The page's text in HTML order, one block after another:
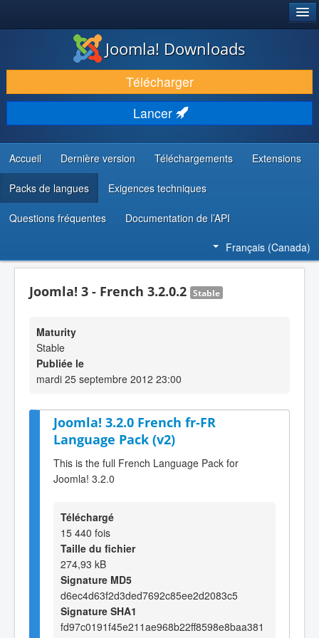
TÉLÉCHARGER & ENRICHIR
DÉCOUVRIR & APPRENDRE
COMMUNAUTÉ & SUPPORT
RESSOURCES DÉVELOPPEURS
Joomla! Downloads
Télécharger
Lancer
Accueil Dernière version Téléchargements Extensions
Packs de langues Exigences techniques
Questions fréquentes Documentation de l’API
Français (Canada)
Joomla! 3 - French 3.2.0.2 Stable
Maturity
Stable
Publiée le
mardi 25 septembre 2012 23:00
Joomla! 3.2.0 French fr-FR
Language Pack (v2)
This is the full French Language Pack for
Joomla! 3.2.0
Téléchargé
15 440 fois
Taille du fichier
274,93 kB
Signature MD5
d6ec4d63f2d3ded7692c85ee2d2083c5
Signature SHA1
fd97c0191f45e211ae968b22ff8598e8baa381